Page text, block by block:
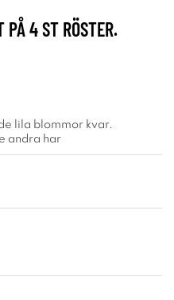
PÅ4ST RÖSTER.
lila blommor kvar.
andra har